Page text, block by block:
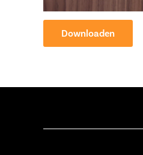
Downloaden